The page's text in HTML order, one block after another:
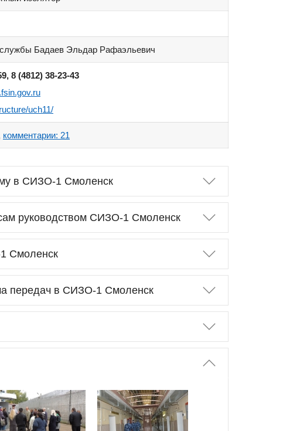
службы Бадаев Эльдар Рафаэльевич
8 (4812) 38-23-43
uch11/
комментарии: 21
в СИЗО-1 Смоленск
руководством СИЗО-1 Смоленск
Смоленск
передач в СИЗО-1 Смоленск